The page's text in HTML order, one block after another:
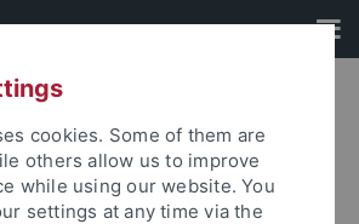
cookies. Some of them are
others allow us to improve
while using our website. You
settings at any time via the